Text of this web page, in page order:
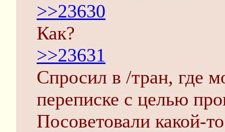
>>23630
Как?
>>23631
Спросил в /тран, где
переписке с целью
Посоветовали какой-